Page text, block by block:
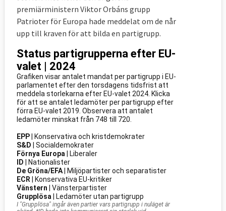
premiärministern Viktor Orbáns grupp
Patrioter för Europa hade meddelat om de når
upp till kraven för att bilda en partigrupp.